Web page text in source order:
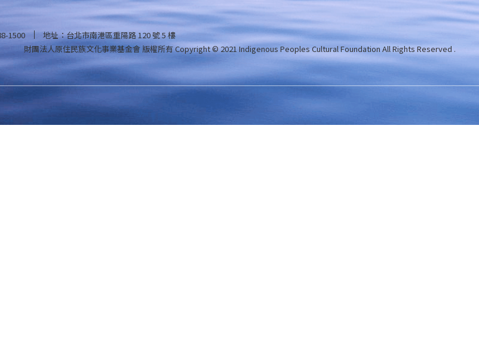
1500
地址：台北市南港區重陽路 120 號 5 樓
財團法人原住民族文化事業基金會 版權所有Copyright © 2021 Indigenous Peoples Cultural Foundation All Rights Reserved .